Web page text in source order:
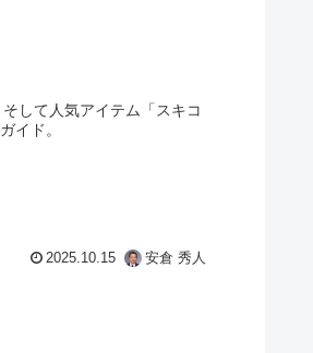
して人気アイテム「スキコ
イド。
2025.10.15 安倉 秀人